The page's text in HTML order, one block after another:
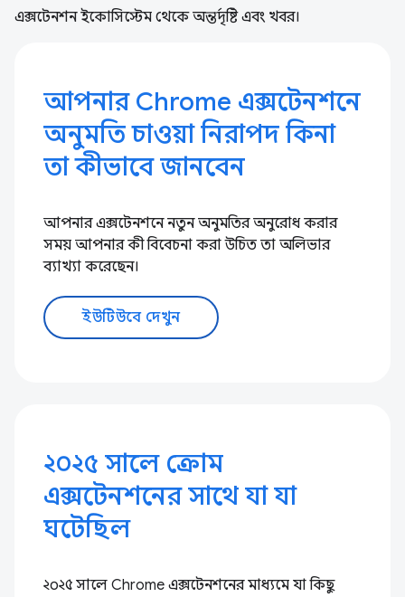
এক্সটেনশন ইকোসিস্টেম থেকে অন্তর্দৃষ্টি এবং খবর।
আপনার Chrome এক্সটেনশনে
অনুমতি চাওয়া নিরাপদ কিনা
তা কীভাবে জানবেন
আপনার এক্সটেনশনে নতুন অনুমতির অনুরোধ করার
সময় আপনার কী বিবেচনা করা উচিত তা অলিভার
ব্যাখ্যা করেছেন।
ইউটিউবে দেখুন
২০২৫ সালে ক্রোম
এক্সটেনশনের সাথে যা যা
ঘটেছিল
২০২৫ সালে Chrome এক্সটেনশনের মাধ্যমে যা কিছু